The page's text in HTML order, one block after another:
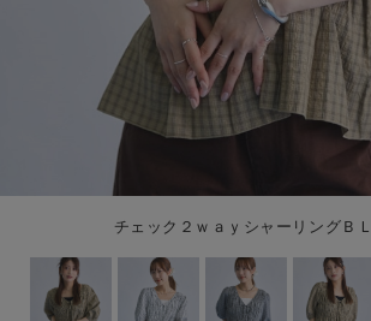
チェック２ｗａｙシャーリングＢ